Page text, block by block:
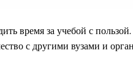
время за учебой с
с другими вузами и